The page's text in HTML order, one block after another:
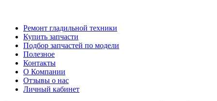
Ремонт гладильной техники
Купить запчасти
Подбор запчастей по модели
Полезное
Контакты
О Компании
Отзывы о нас
Личный кабинет